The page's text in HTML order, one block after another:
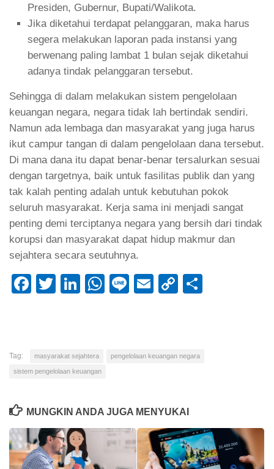
Presiden, Gubernur, Bupati/Walikota.
Jika diketahui terdapat pelanggaran, maka harus
segera melakukan laporan pada instansi yang
berwenang paling lambat 1 bulan sejak diketahui
adanya tindak pelanggaran tersebut.
Sehingga di dalam melakukan sistem pengelolaan
keuangan negara, negara tidak lah bertindak sendiri.
Namun ada lembaga dan masyarakat yang juga harus
ikut campur tangan di dalam pengelolaan dana tersebut.
Di mana dana itu dapat benar-benar tersalurkan sesuai
dengan targetnya, baik untuk fasilitas publik dan yang
tak kalah penting adalah untuk kebutuhan pokok
seluruh masyarakat. Kerja sama ini menjadi sangat
penting demi terciptanya negara yang bersih dari tindak
korupsi dan masyarakat dapat hidup makmur dan
sejahtera secara seutuhnya.
Facebook
TwitterLinkedIn
WhatsApp
LineEmailCopy
Tag: masyarakat sejahtera pengelolaan keuangan negara
sistem pengelolaan keuangan
MUNGKIN ANDA JUGA MENYUKAI